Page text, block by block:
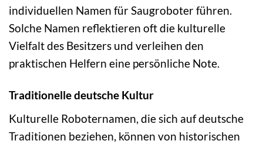
individuellen Namen für Saugroboter führen.
Solche Namen reflektieren oft die kulturelle
Vielfalt des Besitzers und verleihen den
praktischen Helfern eine persönliche Note.
Traditionelle deutsche Kultur
Kulturelle Roboternamen, die sich auf deutsche
Traditionen beziehen, können von historischen